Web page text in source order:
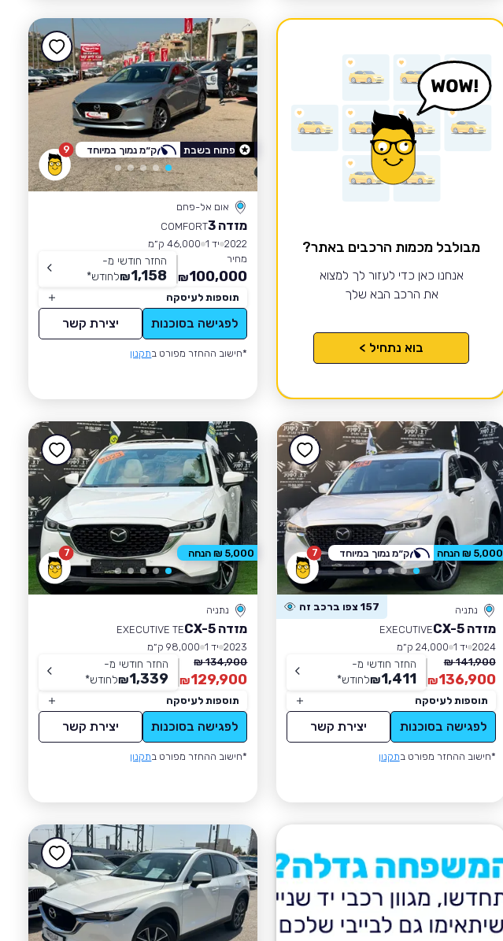
מבולבל מכמות הרכבים באתר?
אנחנו כאן כדי לעזור לך למצוא
את הרכב הבא שלך
בוא נתחיל >
9
אום אל-פחם
מזדה 3
COMFORT
2022 יד 1
46,000 ק״מ
מחיר
100,000
₪
החזר חודשי מ-
1,158
₪לחודש*
תוספות לעיסקה
לפגישה בסוכנות יצירת קשר
*חישוב ההחזר מפורט בתקנון
פתוח בשבת ק״מ נמוך במיוחד
7
נתניה 157 צפו ברכב זה
מזדה CX-5
EXECUTIVE
2024 יד 1
24,000 ק״מ
141,900 ₪
136,900
₪
החזר חודשי מ-
1,411
₪לחודש*
תוספות לעיסקה
לפגישה בסוכנות יצירת קשר
*חישוב ההחזר מפורט בתקנון
5,000 ₪ הנחה ק״מ נמוך במיוחד 7
נתניה
מזדה CX-5
EXECUTIVE TE
2023 יד 1
98,000 ק״מ
134,900 ₪
129,900
₪
החזר חודשי מ-
1,339
₪לחודש*
תוספות לעיסקה
לפגישה בסוכנות יצירת קשר
*חישוב ההחזר מפורט בתקנון
5,000 ₪ הנחה